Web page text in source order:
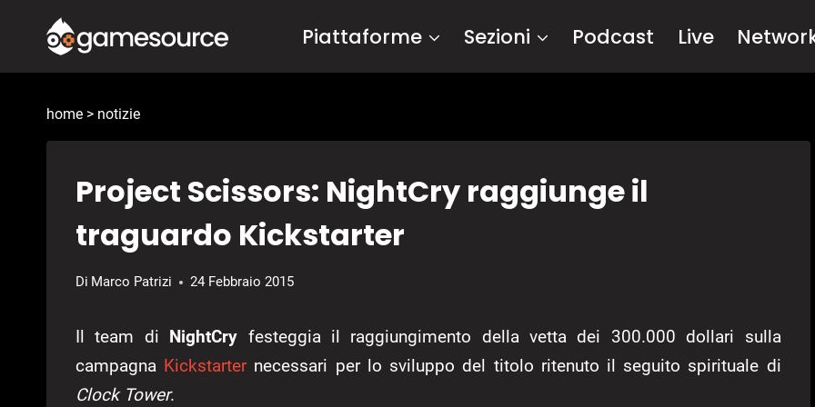
contenuto
Piattaforme Sezioni Podcast Live
home > notizie
Project Scissors: NightCry raggiunge il
traguardo Kickstarter
Di Marco Patrizi 24 Febbraio 2015
Il team di NightCry festeggia il raggiungimento della vetta dei 300.000 dollari sulla
campagna Kickstarternecessari per lo sviluppo del titolo ritenuto il seguito spirituale di
Clock Tower.